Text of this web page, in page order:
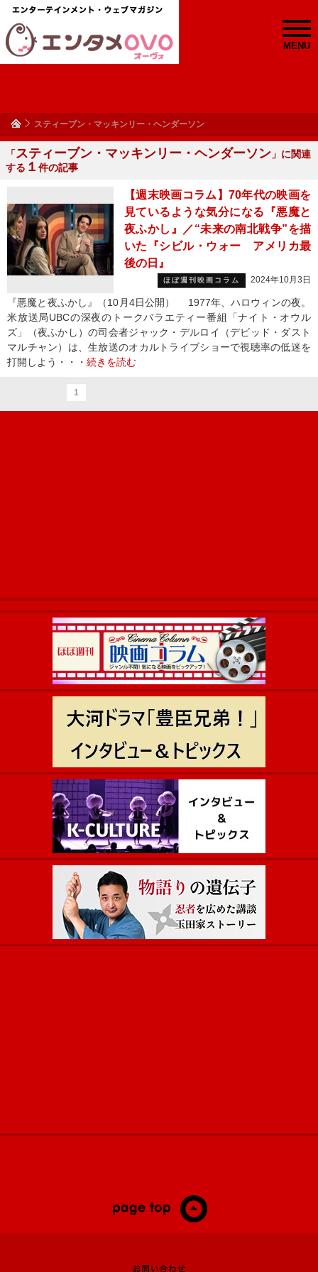
MENU
スティーブン・マッキンリー・ヘンダーソン
「スティーブン・マッキンリー・ヘンダーソン 」に関連
する １ 件の記事
【週末映画コラム】70年代の映画を
見ているような気分になる『悪魔と
夜ふかし』／“未来の南北戦争”を描
いた『シビル・ウォー アメリカ最
後の日』
ほぼ週刊映画コラム 2024年10月3日
『悪魔と夜ふかし』（10月4日公開） 1977年、ハロウィンの夜。
米放送局UBCの深夜のトークバラエティー番組「ナイト・オウル
ズ」（夜ふかし）の司会者ジャック・デルロイ（デビッド・ダスト
マルチャン）は、生放送のオカルトライブショーで視聴率の低迷を
打開しよう・・・ 続きを読む
1